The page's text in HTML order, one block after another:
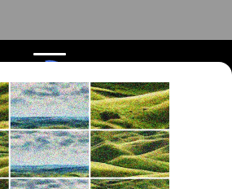
О проекте
Помощь